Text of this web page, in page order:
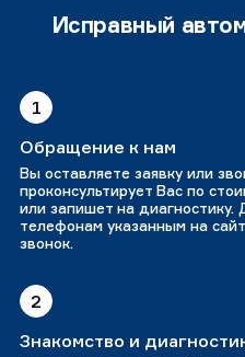
Исправный
1
Обращение к нам
Вы оставляете заявку или
проконсультирует Вас по
или запишет на диагностику.
телефонам указанным на
звонок.
2
Знакомство и